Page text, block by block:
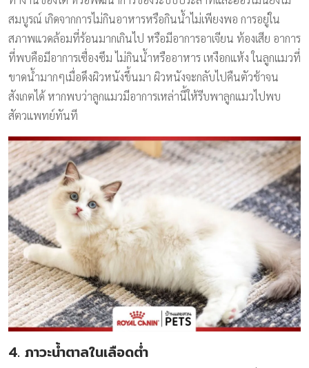
สมบูรณ์ เกิดจากการไม่กินอาหารหรือกินน้ำไม่เพียงพอ การอยู่ใน
สภาพแวดล้อมที่ร้อนมากเกินไป หรือมีอาการอาเจียน ท้องเสีย อาการ
ที่พบคือมีอาการเซื่องซึม ไม่กินน้ำหรืออาหาร เหงือกแห้ง ในลูกแมวที่
ขาดน้ำมากๆเมื่อดึงผิวหนังขึ้นมา ผิวหนังจะกลับไปคืนตัวช้าจน
สังเกตได้ หากพบว่าลูกแมวมีอาการเหล่านี้ให้รีบพาลูกแมวไปพบ
สัตวแพทย์ทันที
4. ภาวะน้ำตาลในเลือดต่ำ